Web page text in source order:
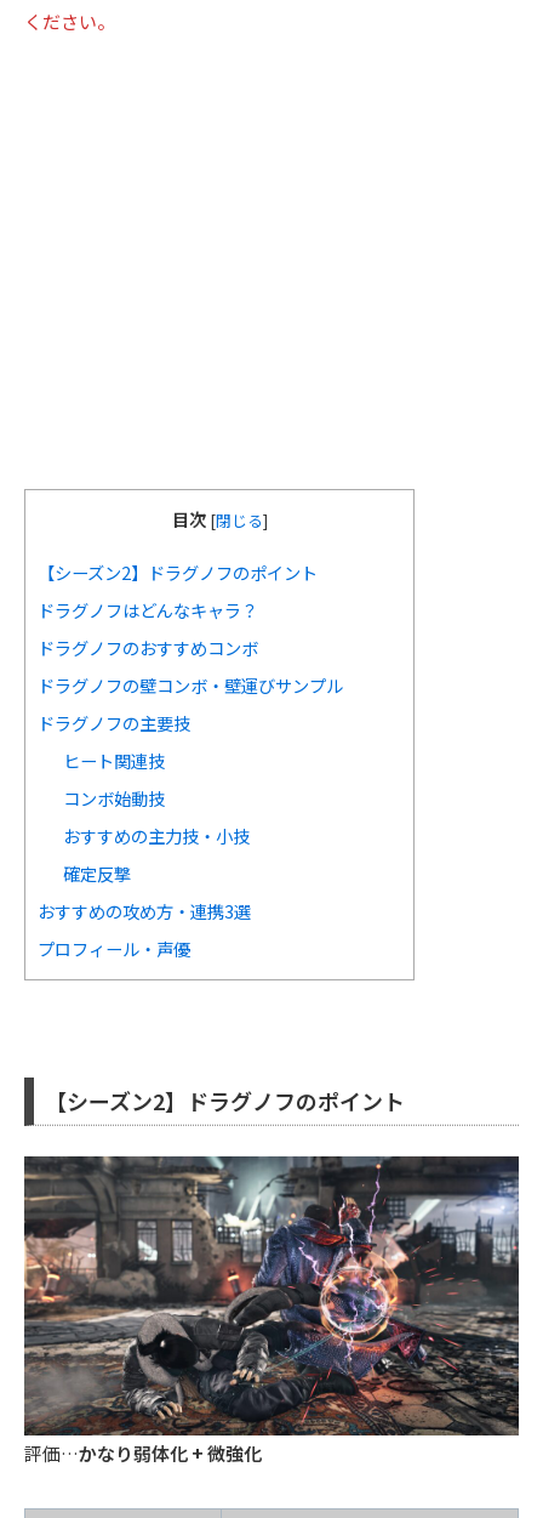
ください。
目次 [閉じる]
【シーズン2】ドラグノフのポイント
ドラグノフはどんなキャラ？
ドラグノフのおすすめコンボ
ドラグノフの壁コンボ・壁運びサンプル
ドラグノフの主要技
ヒート関連技
コンボ始動技
おすすめの主力技・小技
確定反撃
おすすめの攻め方・連携3選
プロフィール・声優
【シーズン2】ドラグノフのポイント
評価…かなり弱体化 + 微強化